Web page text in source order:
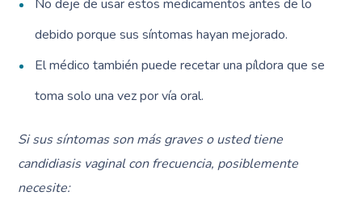
No deje de usar estos medicamentos antes de lo
debido porque sus síntomas hayan mejorado.
El médico también puede recetar una píldora que se
toma solo una vez por vía oral.
Si sus síntomas son más graves o usted tiene
candidiasis vaginal con frecuencia, posiblemente
necesite: